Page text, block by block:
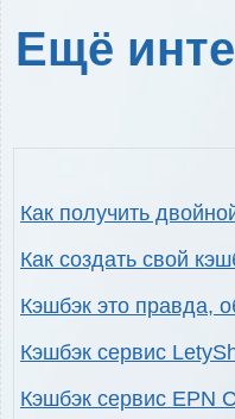
Ещё
Как получить
Как создать свой
Кэшбэк это правда,
Кэшбэк сервис
Кэшбэк сервис EPN